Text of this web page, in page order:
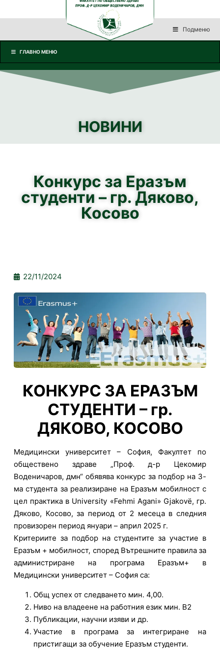
Подменю
ГЛАВНО МЕНЮ
НОВИНИ
Конкурс за Еразъм
студенти – гр. Дяково,
Косово
22/11/2024
КОНКУРС ЗА ЕРАЗЪМ
СТУДЕНТИ – гр.
ДЯКОВО, КОСОВО
Медицински университет – София, Факултет по
обществено здраве „Проф. д-р Цекомир
Воденичаров, дмн“ обявява конкурс за подбор на 3-
ма студента за реализиране на Еразъм мобилност с
цел практика в University «Fehmi Agani» Gjakovë, гр.
Дяково, Косово, за период от 2 месеца в следния
провизорен период януари – април 2025 г.
Критериите за подбор на студентите за участие в
Еразъм + мобилност, според Вътрешните правила за
администриране на програма Еразъм+ в
Медицински университет – София са:
Общ успех от следването мин. 4,00.
Ниво на владеене на работния език мин. B2
Публикации, научни изяви и др.
Участие в програма за интегриране на
пристигащи за обучение Еразъм студенти.